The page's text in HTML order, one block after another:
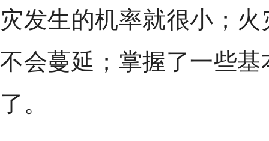
灾发生的机率就很小；
不会蔓延；掌握了一些
了。